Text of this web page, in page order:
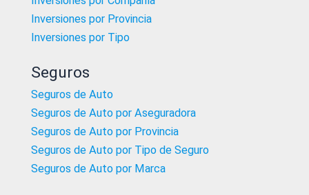
Inversiones por Provincia
Inversiones por Tipo
Seguros
Seguros de Auto
Seguros de Auto por Aseguradora
Seguros de Auto por Provincia
Seguros de Auto por Tipo de Seguro
Seguros de Auto por Marca